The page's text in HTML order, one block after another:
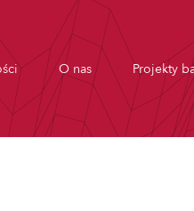
O nas Projekty